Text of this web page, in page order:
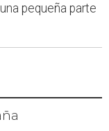
pequeña parte